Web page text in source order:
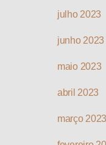
julho 2023
junho 2023
maio 2023
abril 2023
março 2023